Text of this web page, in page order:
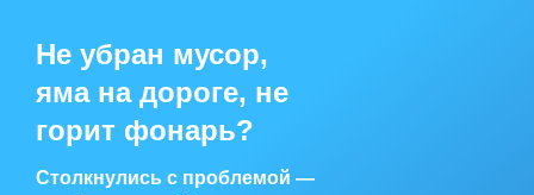
Не убран мусор,
яма на дороге, не
горит фонарь?
Столкнулись с проблемой —